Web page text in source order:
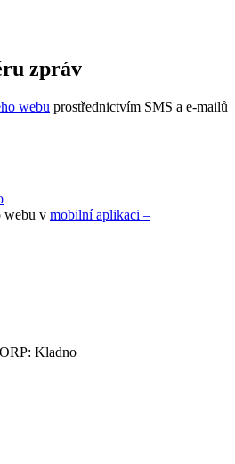
zpráv
webu prostřednictvím SMS a e-mailů
webu v mobilní aplikaci –
Kladno